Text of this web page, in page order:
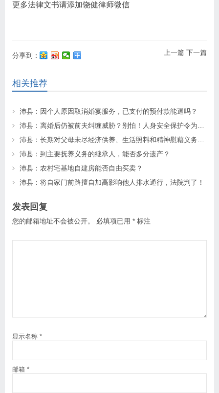
更多法律文书请添加饶健律师微信
上一篇 下一篇
分享到：
相关推荐
沛县：因个人原因取消婚宴服务，已支付的预付款能退吗？
沛县：到主要抚养义务的继承人，能否多分遗产？
沛县：农村宅基地自建房能否自由买卖？
沛县：将自家门前路擅自加高影响他人排水通行，法院判了！
发表回复
您的邮箱地址不会被公开。 必填项已用 * 标注
显示名称 *
邮箱 *